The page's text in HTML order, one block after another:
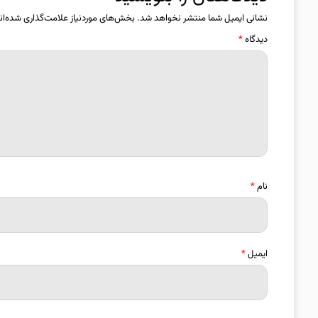
نشانی ایمیل شما منتشر نخواهد شد. بخش‌های موردنیاز علامت‌گذاری
دیدگاه*
نام*
ایمیل*